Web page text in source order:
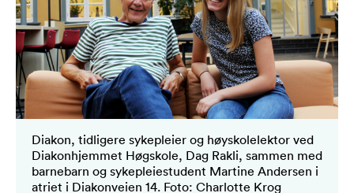
Diakon, tidligere sykepleier og høyskolelektor ved
Diakonhjemmet Høgskole, Dag Rakli, sammen med
barnebarn og sykepleiestudent Martine Andersen i
atriet i Diakonveien 14. Foto: Charlotte Krog